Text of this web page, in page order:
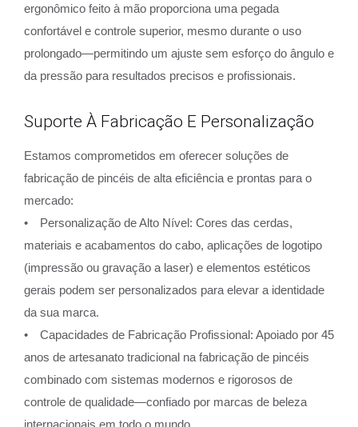
ergonômico feito à mão proporciona uma pegada
confortável e controle superior, mesmo durante o uso
prolongado—permitindo um ajuste sem esforço do ângulo e
da pressão para resultados precisos e profissionais.
Suporte À Fabricação E Personalização
Estamos comprometidos em oferecer soluções de
fabricação de pincéis de alta eficiência e prontas para o
mercado:
• Personalização de Alto Nível: Cores das cerdas,
materiais e acabamentos do cabo, aplicações de logotipo
(impressão ou gravação a laser) e elementos estéticos
gerais podem ser personalizados para elevar a identidade
da sua marca.
• Capacidades de Fabricação Profissional: Apoiado por 45
anos de artesanato tradicional na fabricação de pincéis
combinado com sistemas modernos e rigorosos de
controle de qualidade—confiado por marcas de beleza
internacionais em todo o mundo.